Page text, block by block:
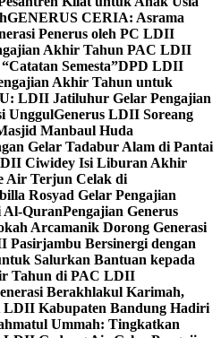
GENERUS CERIA: Asrama
Penerus oleh PC LDII
Akhir Tahun PAC LDII
Semesta”DPD LDII
Akhir Tahun untuk
LDII Jatiluhur Gelar Pengajian
UnggulGenerus LDII Soreang
Manbaul Huda
Gelar Tadabur Alam di Pantai
Ciwidey Isi Liburan Akhir
Air Terjun Celak di
Rosyad Gelar Pengajian
Al-QuranPengajian Generus
Arcamanik Dorong Generasi
Pasirjambu Bersinergi dengan
Salurkan Bantuan kepada
Tahun di PAC LDII
Berakhlakul Karimah,
LDII Kabupaten Bandung Hadiri
Ummah: Tingkatkan